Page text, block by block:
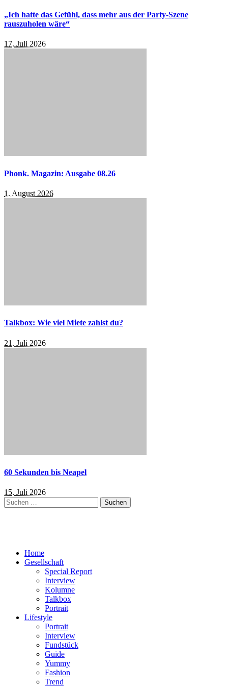
„Ich hatte das Gefühl, dass mehr aus der Party-Szene
rauszuholen wäre“
17. Juli 2026
Phonk. Magazin: Ausgabe 08.26
1. August 2026
Talkbox: Wie viel Miete zahlst du?
21. Juli 2026
60 Sekunden bis Neapel
15. Juli 2026
Suchen
nach:
Home
Gesellschaft
Special Report
Interview
Kolumne
Talkbox
Portrait
Lifestyle
Portrait
Interview
Fundstück
Guide
Yummy
Fashion
Trend